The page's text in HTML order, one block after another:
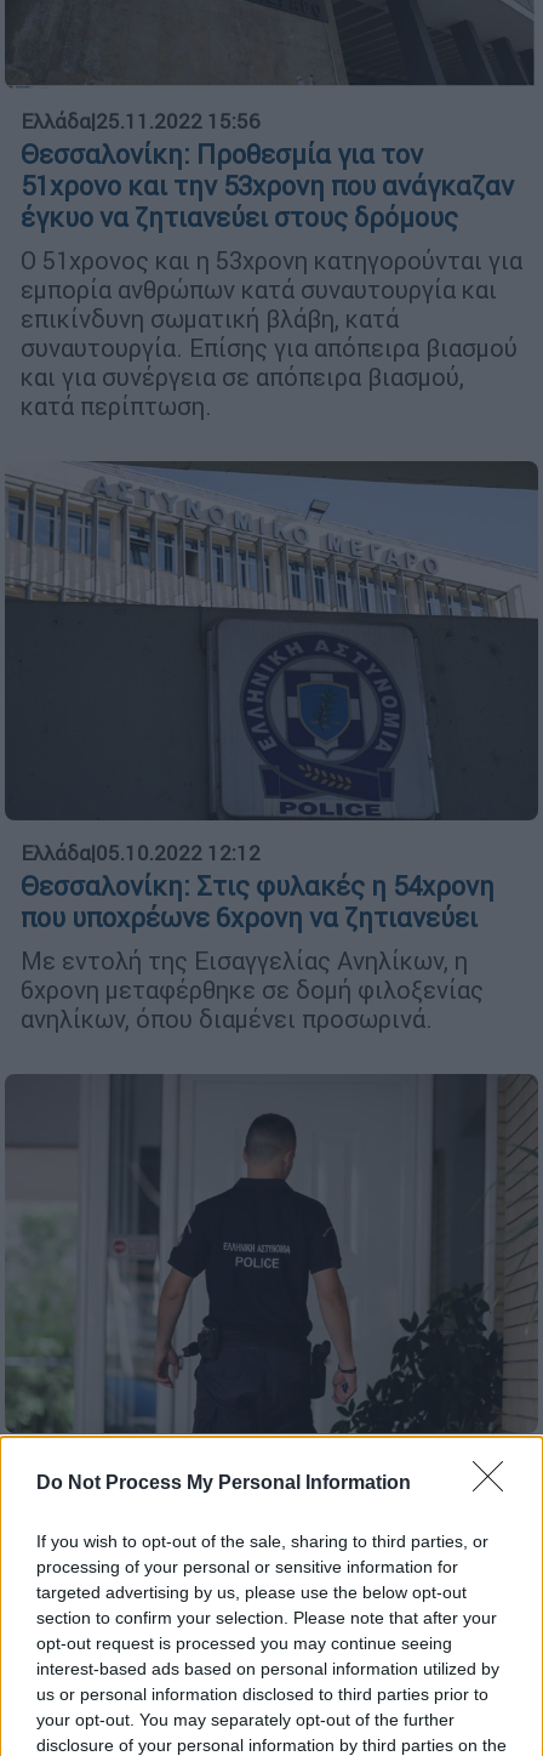
Do Not Process My Personal Information
If you wish to opt-out of the sale, sharing to third parties, or
processing of your personal or sensitive information for
targeted advertising by us, please use the below opt-out
section to confirm your selection. Please note that after your
opt-out request is processed you may continue seeing
interest-based ads based on personal information utilized by
us or personal information disclosed to third parties prior to
your opt-out. You may separately opt-out of the further
disclosure of your personal information by third parties on the
Ελλάδα|25.11.2022 15:56
Θεσσαλονίκη: Προθεσμία για τον
51χρονο και την 53χρονη που ανάγκαζαν
έγκυο να ζητιανεύει στους δρόμους
Ο 51χρονος και η 53χρονη κατηγορούνται για
εμπορία ανθρώπων κατά συναυτουργία και
επικίνδυνη σωματική βλάβη, κατά
συναυτουργία. Επίσης για απόπειρα βιασμού
και για συνέργεια σε απόπειρα βιασμού,
κατά περίπτωση.
Ελλάδα|05.10.2022 12:12
Θεσσαλονίκη: Στις φυλακές η 54χρονη
που υποχρέωνε 6χρονη να ζητιανεύει
Με εντολή της Εισαγγελίας Ανηλίκων, η
6χρονη μεταφέρθηκε σε δομή φιλοξενίας
ανηλίκων, όπου διαμένει προσωρινά.
Την εξανάγκαζαν στην επαιτεία και την
πορνεία - Θρίλερ με 23νεκρή στον Άγιο
Παντελεήμονα - Συγκλονίζουν οι
μαρτυρίες
Η σορός της γυναίκας βρέθηκε τυλιγμένη σε
μία κουβέρτα, τον περασμένο Οκτώβριο.
Πάνω της υπήρχαν σκουπίδια, ενώ η ίδια
ήταν έγκυος στο τέταρτο παιδί της